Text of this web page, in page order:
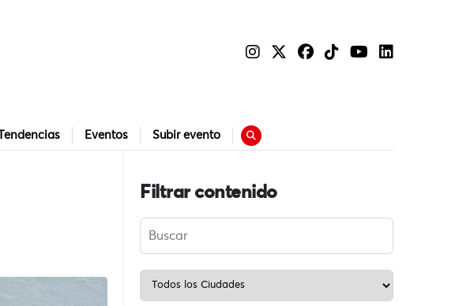
Tendencias Eventos Subir evento
Filtrar contenido